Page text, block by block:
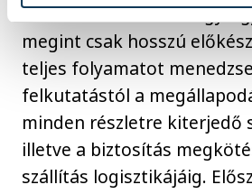
Amikor kölcsönzünk egy-
megint csak hosszú
teljes folyamatot
felkutatástól a
minden részletre kiterjedő
illetve a biztosítás
szállítás logisztikájáig.